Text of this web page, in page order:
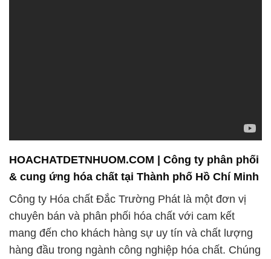
HOACHATDETNHUOM.COM | Công ty phân phối
& cung ứng hóa chất tại Thành phố Hồ Chí Minh
Công ty Hóa chất Đắc Trường Phát là một đơn vị
chuyên bán và phân phối hóa chất với cam kết
mang đến cho khách hàng sự uy tín và chất lượng
hàng đầu trong ngành công nghiệp hóa chất. Chúng